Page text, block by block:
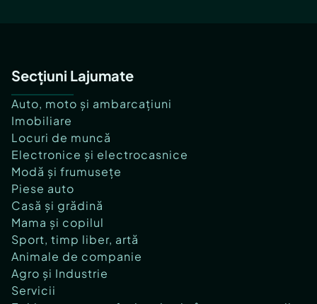
Secțiuni Lajumate
Auto, moto și ambarcațiuni
Imobiliare
Locuri de muncă
Electronice și electrocasnice
Modă și frumusețe
Piese auto
Casă și grădină
Mama și copilul
Sport, timp liber, artă
Animale de companie
Agro și Industrie
Servicii